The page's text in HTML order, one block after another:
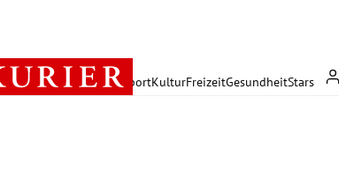
PolitikWirtschaft SportKulturFreizeitGesundheitStars